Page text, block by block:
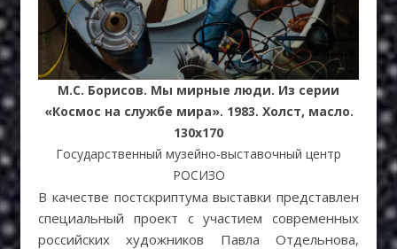
М.С. Борисов. Мы мирные люди. Из серии
«Космос на службе мира». 1983. Холст, масло.
130х170
Государственный музейно-выставочный центр
РОСИЗО
В качестве постскриптума выставки представлен
специальный проект с участием современных
российских художников Павла Отдельнова,